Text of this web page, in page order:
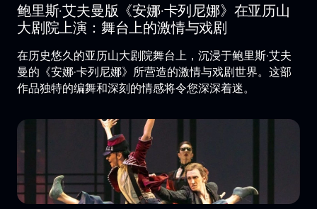
鲍里斯·艾夫曼版《安娜·卡列尼娜》在亚历山
大剧院上演：舞台上的激情与戏剧
在历史悠久的亚历山大剧院舞台上，沉浸于鲍里斯·艾夫
曼的《安娜·卡列尼娜》所营造的激情与戏剧世界。这部
作品独特的编舞和深刻的情感将令您深深着迷。